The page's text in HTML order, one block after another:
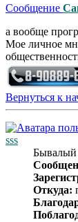
Сообщение
а вообще
Мое личное
Вернуться к
sss
Бывалый
Откуда: